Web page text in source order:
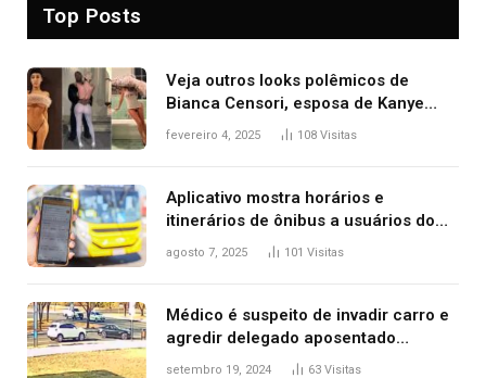
Top Posts
Veja outros looks polêmicos de
Bianca Censori, esposa de Kanye
West que apareceu nua no Grammy
fevereiro 4, 2025 108 Visitas
Aplicativo mostra horários e
itinerários de ônibus a usuários do
transporte público de Palmas; confira
agosto 7, 2025 101 Visitas
Médico é suspeito de invadir carro e
agredir delegado aposentado
durante confusão no trânsito
setembro 19, 2024 63 Visitas